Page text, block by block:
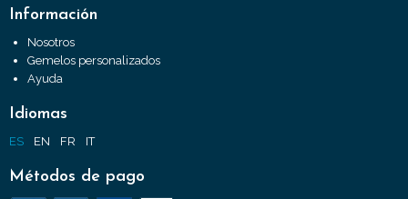
Información
Nosotros
Gemelos personalizados
Ayuda
Idiomas
ES EN FR IT
Métodos de pago